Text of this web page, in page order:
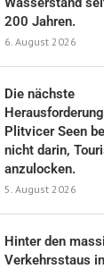
200 Jahren.
6. August 2026
Die nächste
Plitvicer Seen
nicht darin,
anzulocken.
5. August 2026
Hinter den
Verkehrsstaus in